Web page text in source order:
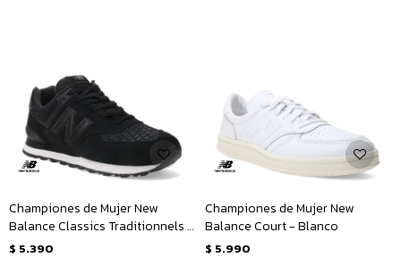
Championes de Mujer New
Balance Classics Traditionnels -
Negro
$ 5.390
Championes de Mujer New
Balance Court - Blanco
$ 5.990